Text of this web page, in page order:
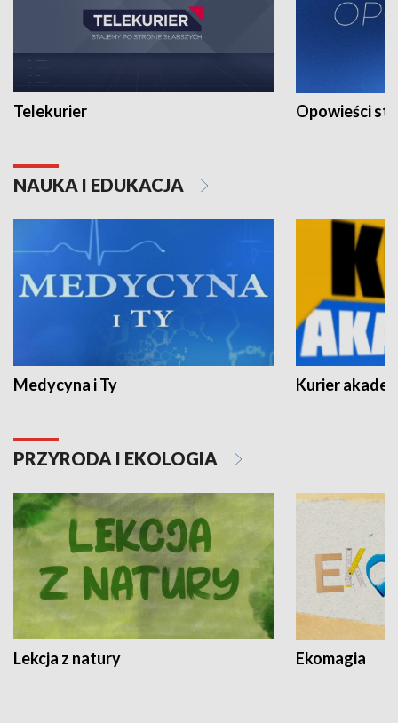
Telekurier Opowieści
NAUKA I EDUKACJA
Medycyna i Ty Kurier
PRZYRODA I EKOLOGIA
Lekcja z natury Ekomagia